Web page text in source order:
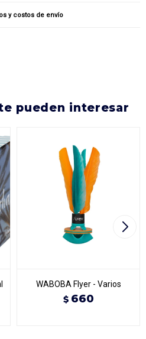
y costos de envío
pueden interesar
WABOBA Flyer - Varios
$ 660